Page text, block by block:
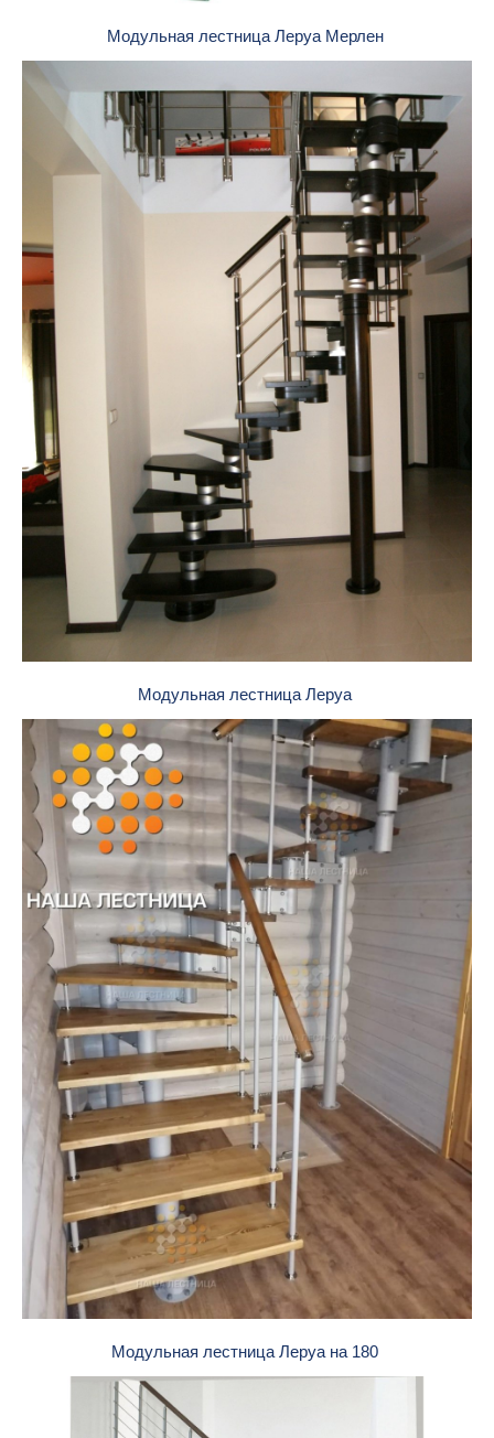
Модульная лестница Леруа Мерлен
Модульная лестница Леруа
Модульная лестница Леруа на 180